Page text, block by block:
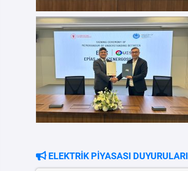
ELEKTRİK PİYASASI DUYURULARI